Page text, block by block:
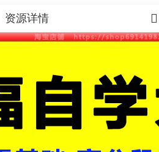

资源详情